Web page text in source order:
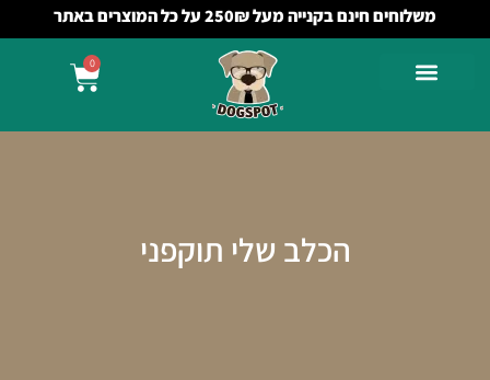
משלוחים חינם בקנייה מעל 250₪ על כל המוצרים באתר
0
הכלב שלי תוקפני